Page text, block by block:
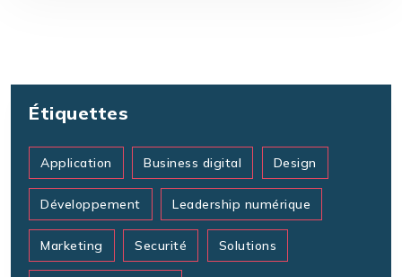
Étiquettes
Application Business digital Design
Développement Leadership numérique
Marketing Securité Solutions